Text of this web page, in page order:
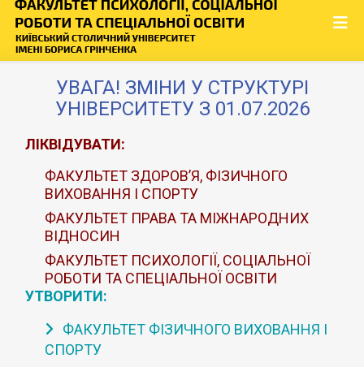
УВАГА! ЗМІНИ У СТРУКТУРІ
УНІВЕРСИТЕТУ З 01.07.2026
ЛІКВІДУВАТИ:
ФАКУЛЬТЕТ ЗДОРОВ’Я, ФІЗИЧНОГО
ВИХОВАННЯ І СПОРТУ
ФАКУЛЬТЕТ ПРАВА ТА МІЖНАРОДНИХ
ВІДНОСИН
ФАКУЛЬТЕТ ПСИХОЛОГІЇ, СОЦІАЛЬНОЇ
РОБОТИ ТА СПЕЦІАЛЬНОЇ ОСВІТИ
УТВОРИТИ:
ФАКУЛЬТЕТ ФІЗИЧНОГО ВИХОВАННЯ І
СПОРТУ